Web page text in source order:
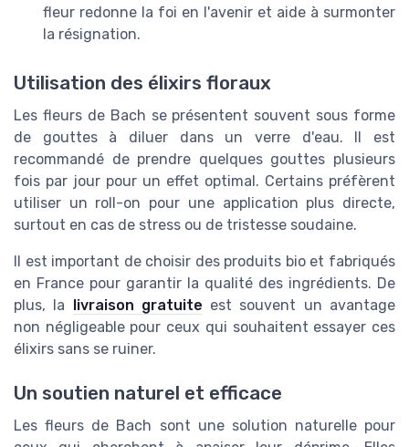
fleur redonne la foi en l'avenir et aide à surmonter
la résignation.
Utilisation des élixirs floraux
Les fleurs de Bach se présentent souvent sous forme
de gouttes à diluer dans un verre d'eau. Il est
recommandé de prendre quelques gouttes plusieurs
fois par jour pour un effet optimal. Certains préfèrent
utiliser un roll-on pour une application plus directe,
surtout en cas de stress ou de tristesse soudaine.
Il est important de choisir des produits bio et fabriqués
en France pour garantir la qualité des ingrédients. De
plus, la livraison gratuite est souvent un avantage
non négligeable pour ceux qui souhaitent essayer ces
élixirs sans se ruiner.
Un soutien naturel et efficace
Les fleurs de Bach sont une solution naturelle pour